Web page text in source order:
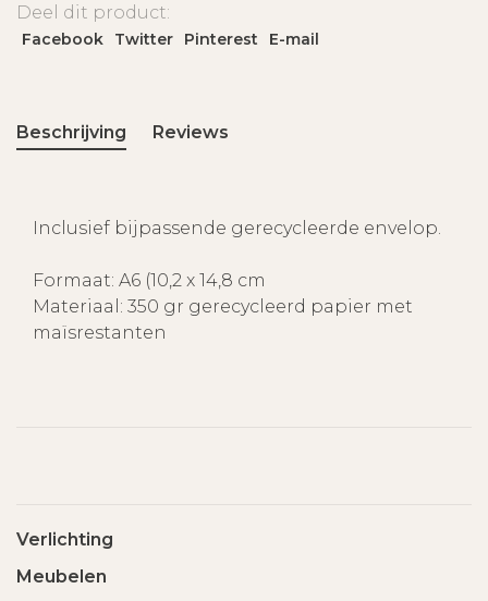
Deel dit product:
Facebook Twitter Pinterest E-mail
Beschrijving Reviews
Inclusief bijpassende gerecycleerde envelop.
Formaat: A6 (10,2 x 14,8 cm
Materiaal: 350 gr gerecycleerd papier met
maïsrestanten
Verlichting
Meubelen